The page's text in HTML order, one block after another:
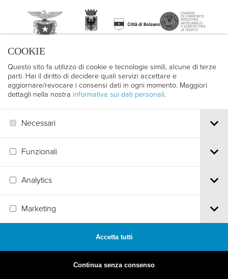
COOKIE
Questo sito fa utilizzo di cookie e tecnologie simili, alcune di terze
parti. Hai il diritto di decidere quali servizi accettare e
aggiornare/revocare i consensi dati in ogni momento. Maggiori
dettagli nella nostra informativa sui dati personali.
Necessari
Funzionali
Analytics
Marketing
Accetta tutti
Continua senza consenso